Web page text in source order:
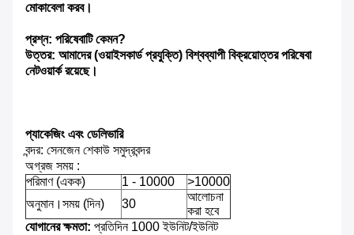
মোকাবেলা করব।
প্রশ্ন: পরিষেবাটি কেমন?
উত্তর: আমাদের (ওয়াইসকার্ড প্রযুক্তি) বিশ্বব্যাপী বিক্রয়োত্তর পরিষেবা
নেটওয়ার্ক রয়েছে।
প্যাকেজিং এবং ডেলিভারি
বন্দর: সেনজেন শেকাউ সমুদ্রবন্দর
অগ্রজ সময় :
পরিমাণ (একক)
1 - 10000
>10000
অনুমান।সময় (দিন)
30
আলোচনা
করা হবে
যোগানের ক্ষমতা: প্রতিদিন 1000 ইউনিট/ইউনিট